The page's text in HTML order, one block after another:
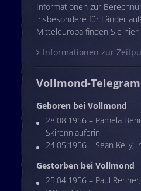
Informationen zur
insbesondere für Länder
Mitteleuropa finden Sie hier:
Informationen zur
Vollmond-
Geboren bei Vollmond
28.08.1956 – Pamela
Skirennläuferin
24.05.1956 – Sean Kelly,
Gestorben bei Vollmond
25.04.1956 – Paul